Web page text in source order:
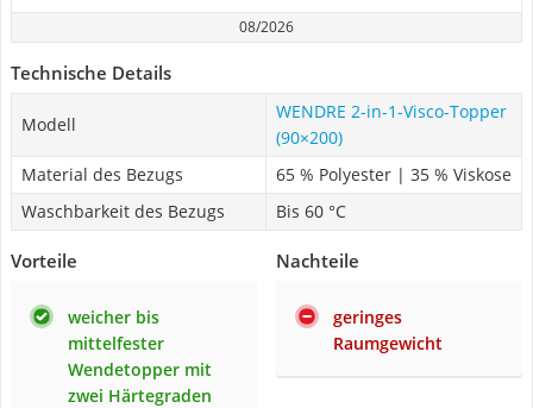
08/2026
Technische Details
Modell
WENDRE 2-in-1-Visco-Topper
(90×200)
Material des Bezugs
65 % Polyester | 35 % Viskose
Waschbarkeit des Bezugs
Bis 60 °C
Vorteile
weicher bis
mittelfester
Wendetopper mit
zwei Härtegraden
Nachteile
geringes
Raumgewicht